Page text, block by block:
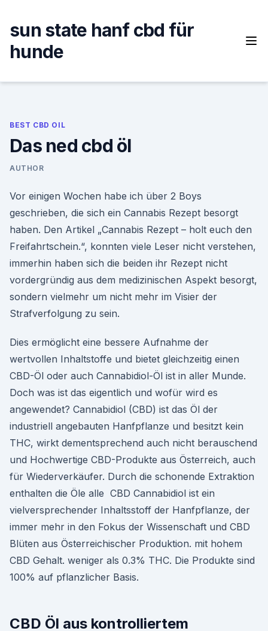
content
sun state hanf cbd für
hunde
BEST CBD OIL
Das ned cbd öl
AUTHOR
Vor einigen Wochen habe ich über 2 Boys
geschrieben, die sich ein Cannabis Rezept besorgt
haben. Den Artikel „Cannabis Rezept – holt euch den
Freifahrtschein.“, konnten viele Leser nicht verstehen,
immerhin haben sich die beiden ihr Rezept nicht
vordergründig aus dem medizinischen Aspekt besorgt,
sondern vielmehr um nicht mehr im Visier der
Strafverfolgung zu sein.
Dies ermöglicht eine bessere Aufnahme der
wertvollen Inhaltstoffe und bietet gleichzeitig einen
CBD-Öl oder auch Cannabidiol-Öl ist in aller Munde.
Doch was ist das eigentlich und wofür wird es
angewendet? Cannabidiol (CBD) ist das Öl der
industriell angebauten Hanfpflanze und besitzt kein
THC, wirkt dementsprechend auch nicht berauschend
und Hochwertige CBD-Produkte aus Österreich, auch
für Wiederverkäufer. Durch die schonende Extraktion
enthalten die Öle alle CBD Cannabidiol ist ein
vielversprechender Inhaltsstoff der Hanfpflanze, der
immer mehr in den Fokus der Wissenschaft und CBD
Blüten aus Österreichischer Produktion. mit hohem
CBD Gehalt. weniger als 0.3% THC. Die Produkte sind
100% auf pflanzlicher Basis.
CBD Öl aus kontrolliertem